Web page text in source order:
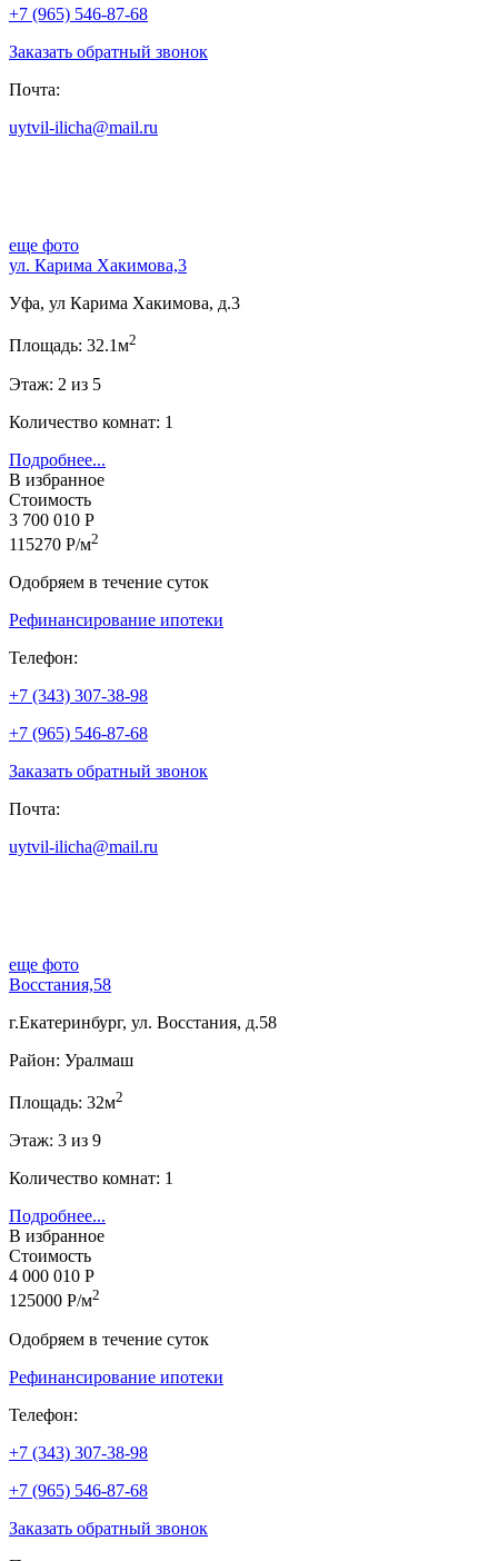
+7 (965) 546-87-68
Заказать обратный звонок
Почта:
uytvil-ilicha@mail.ru
еще фото
ул. Карима Хакимова,3
Уфа, ул Карима Хакимова, д.3
Площадь: 32.1м2
Этаж: 2 из 5
Количество комнат: 1
Подробнее...
В избранное
Стоимость
3 700 010 Р
115270 Р/м2
Одобряем в течение суток
Рефинансирование ипотеки
Телефон:
+7 (343) 307-38-98
+7 (965) 546-87-68
Заказать обратный звонок
Почта:
uytvil-ilicha@mail.ru
еще фото
Восстания,58
г.Екатеринбург, ул. Восстания, д.58
Район: Уралмаш
Площадь: 32м2
Этаж: 3 из 9
Количество комнат: 1
Подробнее...
В избранное
Стоимость
4 000 010 Р
125000 Р/м2
Одобряем в течение суток
Рефинансирование ипотеки
Телефон:
+7 (343) 307-38-98
+7 (965) 546-87-68
Заказать обратный звонок